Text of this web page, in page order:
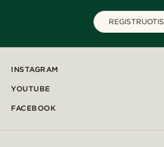
REGISTRUOTIS
INSTAGRAM
YOUTUBE
FACEBOOK